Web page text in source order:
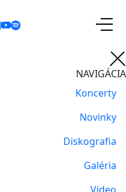
NAVIGÁCIA
Koncerty
Novinky
Diskografia
Galéria